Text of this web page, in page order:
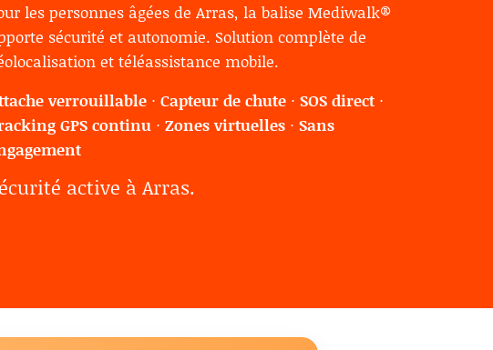
les personnes âgées de Arras, la balise Mediwalk®
sécurité et autonomie. Solution complète de
et téléassistance mobile.
verrouillable ·Capteur de chute ·SOS direct ·
GPS continu ·Zones virtuelles ·Sans
active à Arras.